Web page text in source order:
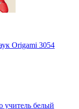
Origami 3054